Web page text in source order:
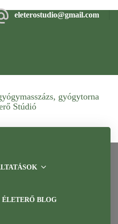
eleterostudio@gmail.com
Stúdió
frissítő masszázs Budapesten –
szakemberrel
ÉLETERŐ BLOG